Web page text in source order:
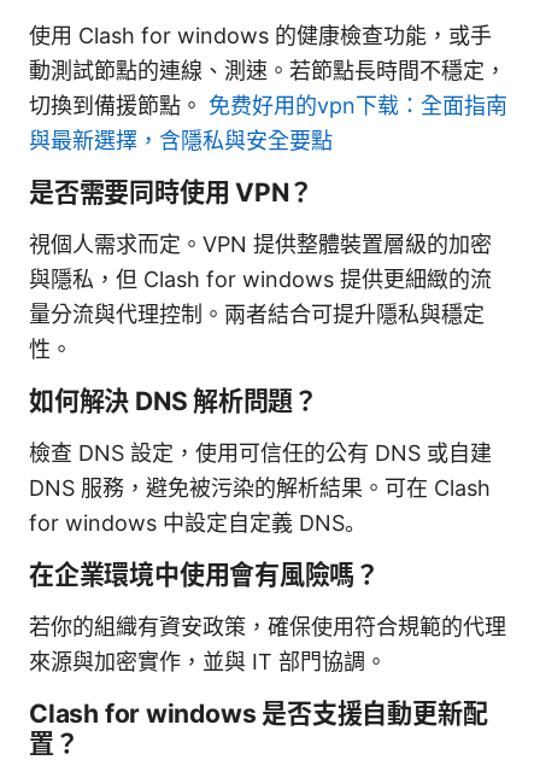
使用 Clash for windows 的健康檢查功能，或手
動測試節點的連線、測速。若節點長時間不穩定，
切換到備援節點。 免费好用的vpn下载：全面指南
與最新選擇，含隱私與安全要點
是否需要同時使用 VPN？
視個人需求而定。VPN 提供整體裝置層級的加密
與隱私，但 Clash for windows 提供更細緻的流
量分流與代理控制。兩者結合可提升隱私與穩定
性。
如何解決 DNS 解析問題？
檢查 DNS 設定，使用可信任的公有 DNS 或自建
DNS 服務，避免被污染的解析結果。可在 Clash
for windows 中設定自定義 DNS。
在企業環境中使用會有風險嗎？
若你的組織有資安政策，確保使用符合規範的代理
來源與加密實作，並與 IT 部門協調。
Clash for windows 是否支援自動更新配
置？